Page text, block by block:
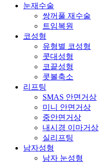
눈재수술
쌍꺼풀 재수술
트임복원
코성형
유형별 코성형
콧대성형
코끝성형
콧볼축소
리프팅
SMAS 안면거상
미니 안면거상
중안면거상
내시경 이마거상
실리프팅
남자성형
남자 눈성형